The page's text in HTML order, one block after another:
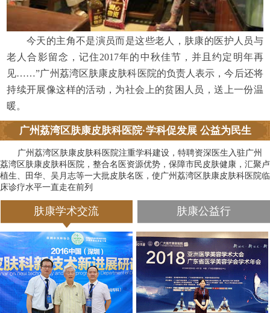
今天的主角不是演员而是这些老人，肤康的医护人员与
老人合影留念，记住2017年的中秋佳节，并且约定明年再
见……”广州荔湾区肤康皮肤科医院的负责人表示，今后还将
持续开展像这样的活动，为社会上的贫困人员，送上一份温
暖。
广州荔湾区肤康皮肤科医院·学科促发展 公益为民生
广州荔湾区肤康皮肤科医院注重学科建设，特聘资深医生入驻广州
荔湾区肤康皮肤科医院，整合名医资源优势，保障市民皮肤健康，汇聚卢
植生、田华、吴月志等一大批皮肤名医，使广州荔湾区肤康皮肤科医院临
床诊疗水平一直走在前列
肤康学术交流 肤康公益行